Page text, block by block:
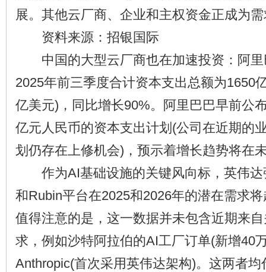
展。其他云厂商、企业和主权资金正成为
资料来源：招银国际
中国的大型云厂商也在加速投资：阿里
2025年前三季度合计资本支出总额为1650
亿美元)，同比增长90%。阿里巴巴早前公
亿元人民币的资本支出计划(公司在近期的
划仍存在上修机会)，预示着增长趋势将在
作为AI基础设施的关键风向标，英伟达
和Rubin平台在2025和2026年的潜在需求
值得注意的是，这一数据并未包含近期来
求，例如沙特阿拉伯的AI工厂订单(新增40
Anthropic(首次采用英伟达架构)。这两者